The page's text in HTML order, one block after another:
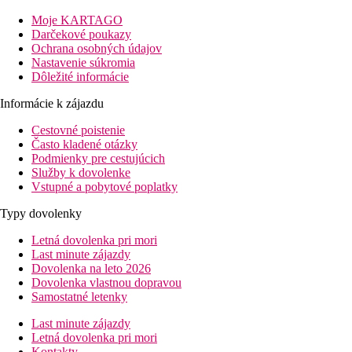
Yasmine Hammamet. Historické centrum Hammamet je
vzdialené približne 12 km.
Vzdialenosť
pláž: 30 m cez promenádu
centrum: 200 m
Popis izby
Dvojlôžková izba
individuálne ovládateľná klimatizácia (hlavná sezóna)
telefón
trezor
kúpeľňa/WC (sušič vlasov)
minichladnička
balkón alebo terasa
Ostatné typy izieb(pokiaľ nie je uvedené inak, majú izby
Dvojposteľová izba, Výhľad mora
Moje KARTAGO
Darčekové poukazy
Ochrana osobných údajov
Nastavenie súkromia
Dôležité informácie
Informácie k zájazdu
Cestovné poistenie
Často kladené otázky
Podmienky pre cestujúcich
Služby k dovolenke
Vstupné a pobytové poplatky
Typy dovolenky
Letná dovolenka pri mori
Last minute zájazdy
Dovolenka na leto 2026
Dovolenka vlastnou dopravou
Samostatné letenky
Last minute zájazdy
Letná dovolenka pri mori